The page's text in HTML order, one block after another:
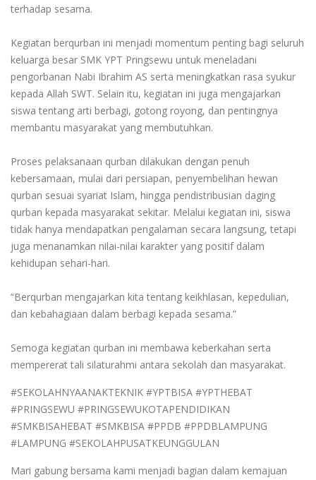
terhadap sesama.
Kegiatan berqurban ini menjadi momentum penting bagi seluruh
keluarga besar SMK YPT Pringsewu untuk meneladani
pengorbanan Nabi Ibrahim AS serta meningkatkan rasa syukur
kepada Allah SWT. Selain itu, kegiatan ini juga mengajarkan
siswa tentang arti berbagi, gotong royong, dan pentingnya
membantu masyarakat yang membutuhkan.
Proses pelaksanaan qurban dilakukan dengan penuh
kebersamaan, mulai dari persiapan, penyembelihan hewan
qurban sesuai syariat Islam, hingga pendistribusian daging
qurban kepada masyarakat sekitar. Melalui kegiatan ini, siswa
tidak hanya mendapatkan pengalaman secara langsung, tetapi
juga menanamkan nilai-nilai karakter yang positif dalam
kehidupan sehari-hari.
“Berqurban mengajarkan kita tentang keikhlasan, kepedulian,
dan kebahagiaan dalam berbagi kepada sesama.”
Semoga kegiatan qurban ini membawa keberkahan serta
mempererat tali silaturahmi antara sekolah dan masyarakat.
#SEKOLAHNYAANAKTEKNIK #YPTBISA #YPTHEBAT
#PRINGSEWU #PRINGSEWUKOTAPENDIDIKAN
#SMKBISAHEBAT #SMKBISA #PPDB #PPDBLAMPUNG
#LAMPUNG #SEKOLAHPUSATKEUNGGULAN
Mari gabung bersama kami menjadi bagian dalam kemajuan